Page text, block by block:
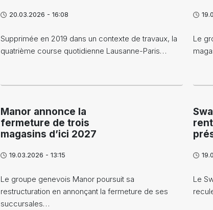
20.03.2026 - 16:08
Supprimée en 2019 dans un contexte de travaux, la
quatrième course quotidienne Lausanne-Paris…
Le
Manor annonce la
fermeture de trois
magasins d’ici 2027
19.03.2026 - 13:15
Le groupe genevois Manor poursuit sa
restructuration en annonçant la fermeture de ses
succursales…
Le